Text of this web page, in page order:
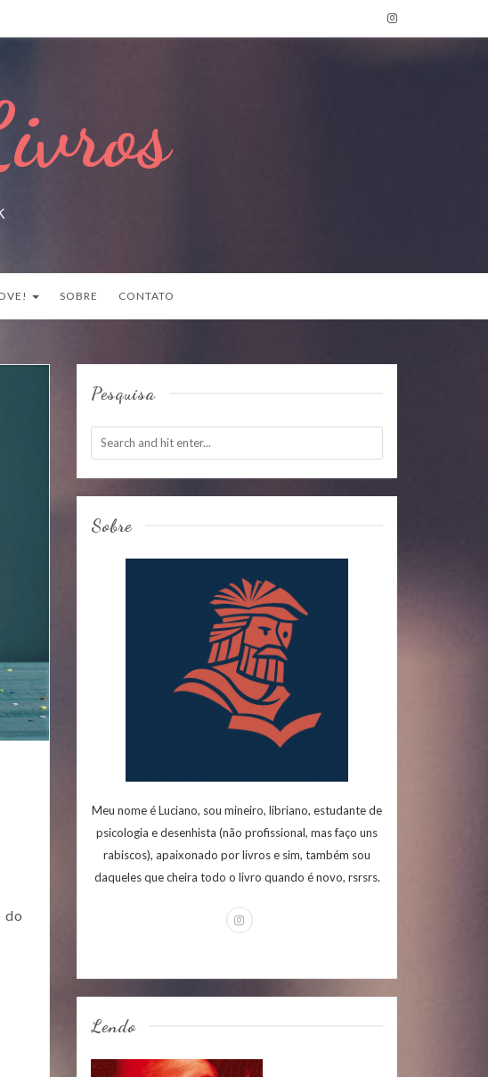
SOBRE CONTATO
do
Pesquisa
Sobre
Meu nome é Luciano, sou mineiro, libriano, estudante de
psicologia e desenhista (não profissional, mas faço uns
rabiscos), apaixonado por livros e sim, também sou
daqueles que cheira todo o livro quando é novo, rsrsrs.
Lendo